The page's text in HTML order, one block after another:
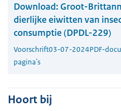
Download: Groot-
dierlijke eiwitten van
consumptie (DPDL-229)
Voorschrift03-07-2024PDF-
pagina's
Hoort bij